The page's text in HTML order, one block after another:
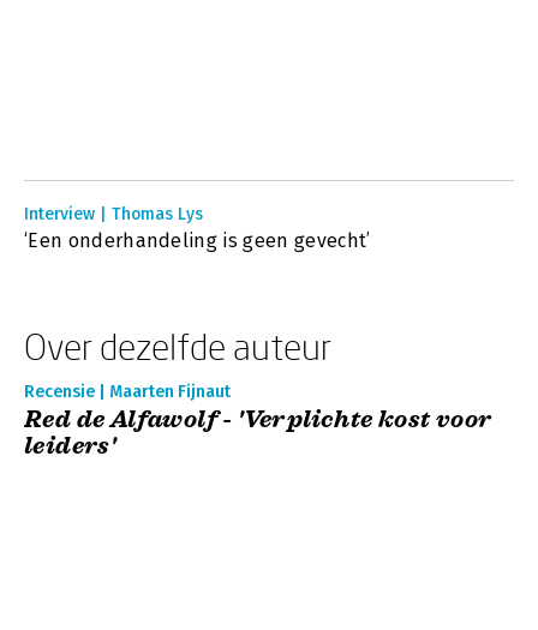
Interview | Thomas Lys
‘Een onderhandeling is geen gevecht’
Over dezelfde auteur
Recensie | Maarten Fijnaut
Red de Alfawolf - 'Verplichte kost voor
leiders'